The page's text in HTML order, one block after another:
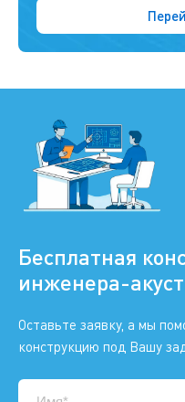
Бесплатная
инженера-
Оставьте заявку, а мы
конструкцию под Вашу